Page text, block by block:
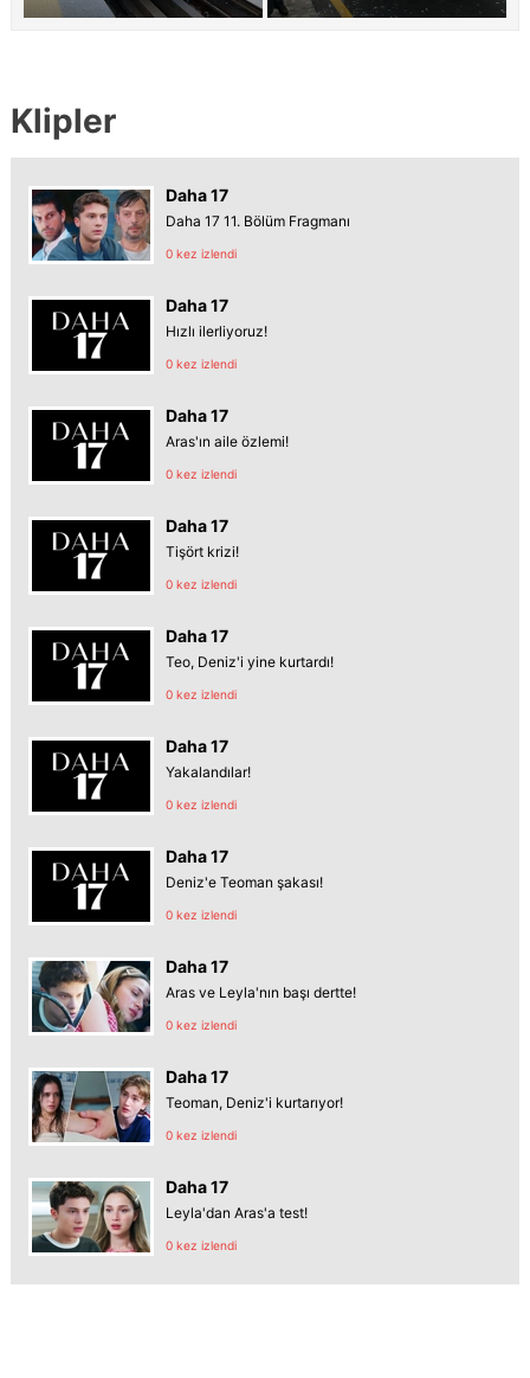
Klipler
Daha 17
Daha 17 11. Bölüm Fragmanı
0 kez izlendi
Daha 17
Hızlı ilerliyoruz!
0 kez izlendi
Daha 17
Aras'ın aile özlemi!
0 kez izlendi
Daha 17
Tişört krizi!
0 kez izlendi
Daha 17
Teo, Deniz'i yine kurtardı!
0 kez izlendi
Daha 17
Yakalandılar!
0 kez izlendi
Daha 17
Deniz'e Teoman şakası!
0 kez izlendi
Daha 17
Aras ve Leyla'nın başı dertte!
0 kez izlendi
Daha 17
Teoman, Deniz'i kurtarıyor!
0 kez izlendi
Daha 17
Leyla'dan Aras'a test!
0 kez izlendi